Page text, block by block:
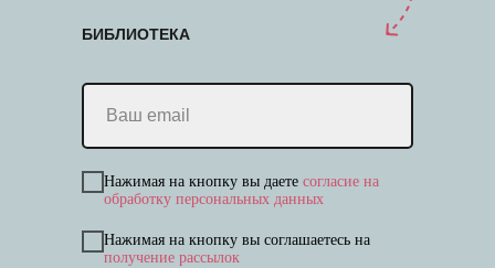
БИБЛИОТЕКА
Нажимая на кнопку вы даете согласие на
обработку персональных данных
Нажимая на кнопку вы соглашаетесь на
получение рассылок